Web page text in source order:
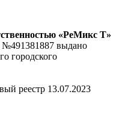
«РеМикс Т»
№491381887 выдано
городского
реестр 13.07.2023